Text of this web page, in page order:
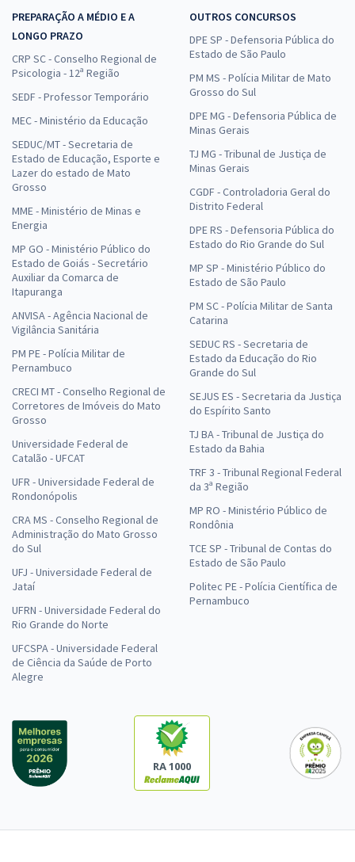
PREPARAÇÃO A MÉDIO E A
LONGO PRAZO
CRP SC - Conselho Regional de
Psicologia - 12ª Região
SEDF - Professor Temporário
MEC - Ministério da Educação
SEDUC/MT - Secretaria de
Estado de Educação, Esporte e
Lazer do estado de Mato
Grosso
MME - Ministério de Minas e
Energia
MP GO - Ministério Público do
Estado de Goiás - Secretário
Auxiliar da Comarca de
Itapuranga
ANVISA - Agência Nacional de
Vigilância Sanitária
PM PE - Polícia Militar de
Pernambuco
CRECI MT - Conselho Regional de
Corretores de Imóveis do Mato
Grosso
Universidade Federal de
Catalão - UFCAT
UFR - Universidade Federal de
Rondonópolis
CRA MS - Conselho Regional de
Administração do Mato Grosso
do Sul
UFJ - Universidade Federal de
Jataí
UFRN - Universidade Federal do
Rio Grande do Norte
UFCSPA - Universidade Federal
de Ciência da Saúde de Porto
Alegre
OUTROS CONCURSOS
DPE SP - Defensoria Pública do
Estado de São Paulo
PM MS - Polícia Militar de Mato
Grosso do Sul
DPE MG - Defensoria Pública de
Minas Gerais
TJ MG - Tribunal de Justiça de
Minas Gerais
CGDF - Controladoria Geral do
Distrito Federal
DPE RS - Defensoria Pública do
Estado do Rio Grande do Sul
MP SP - Ministério Público do
Estado de São Paulo
PM SC - Polícia Militar de Santa
Catarina
SEDUC RS - Secretaria de
Estado da Educação do Rio
Grande do Sul
SEJUS ES - Secretaria da Justiça
do Espírito Santo
TJ BA - Tribunal de Justiça do
Estado da Bahia
TRF 3 - Tribunal Regional Federal
da 3ª Região
MP RO - Ministério Público de
Rondônia
TCE SP - Tribunal de Contas do
Estado de São Paulo
Politec PE - Polícia Científica de
Pernambuco
RA 1000